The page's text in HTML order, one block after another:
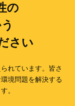
の
さい
れています。 皆さ
境問題を解決する
。